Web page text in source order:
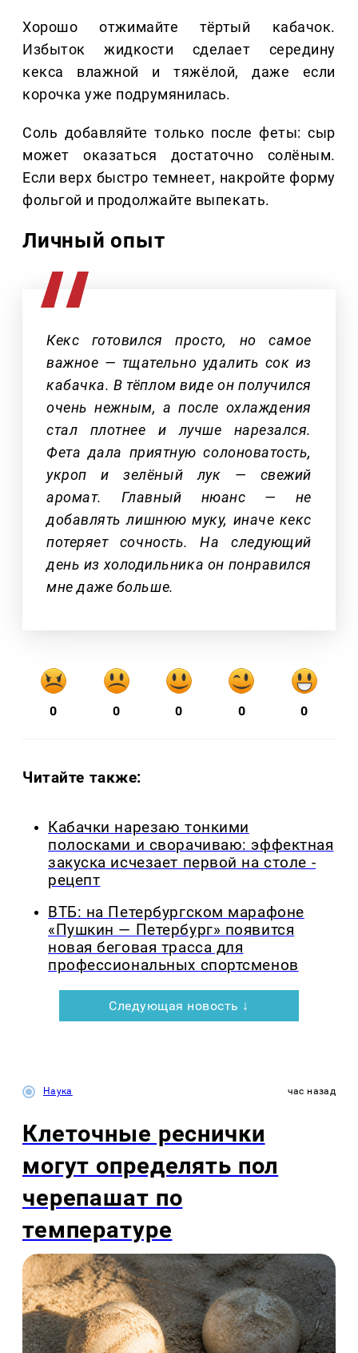
Хорошо отжимайте тёртый кабачок.
Избыток жидкости сделает середину
кекса влажной и тяжёлой, даже если
корочка уже подрумянилась.
Соль добавляйте только после феты: сыр
может оказаться достаточно солёным.
Если верх быстро темнеет, накройте форму
фольгой и продолжайте выпекать.
Личный опыт
Кекс готовился просто, но самое
важное — тщательно удалить сок из
кабачка. В тёплом виде он получился
очень нежным, а после охлаждения
стал плотнее и лучше нарезался.
Фета дала приятную солоноватость,
укроп и зелёный лук — свежий
аромат. Главный нюанс — не
добавлять лишнюю муку, иначе кекс
потеряет сочность. На следующий
день из холодильника он понравился
мне даже больше.
0 0 0 0 0
Читайте также:
Кабачки нарезаю тонкими
полосками и сворачиваю: эффектная
закуска исчезает первой на столе -
рецепт
ВТБ: на Петербургском марафоне
«Пушкин — Петербург» появится
новая беговая трасса для
профессиональных спортсменов
Следующая новость ↓
Наука час назад
Клеточные реснички
могут определять пол
черепашат по
температуре